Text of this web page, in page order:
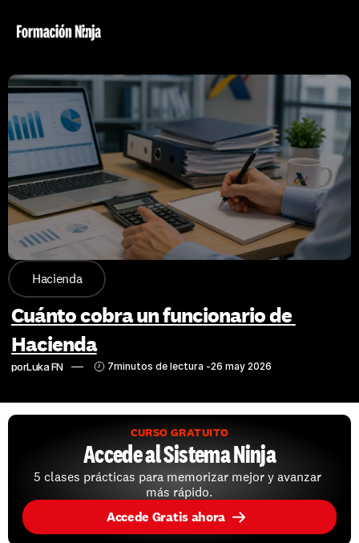
Hacienda
Cuánto cobra un funcionario de
Hacienda
porLuka FN 7minutos de lectura -26 may 2026
CURSO GRATUITO
Accede al Sistema Ninja
5 clases prácticas para memorizar mejor y avanzar
más rápido.
Accede Gratis ahora